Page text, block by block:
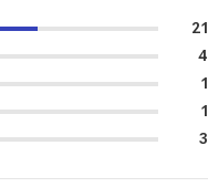
21
4
1
1
3